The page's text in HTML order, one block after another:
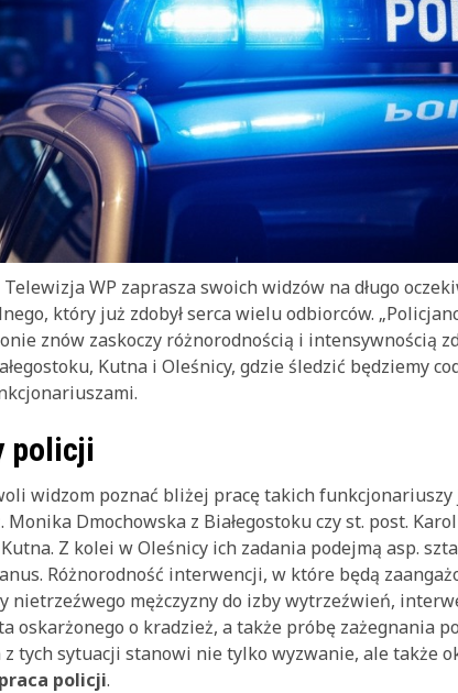
WP zaprasza swoich widzów na długo
który już zdobył serca wielu odbiorców.
znów zaskoczy różnorodnością i intensywnością
Kutna i Oleśnicy, gdzie śledzić będziemy
policji
widzom poznać bliżej pracę takich funkcjonariuszy
Monika Dmochowska z Białegostoku czy st. post.
Z kolei w Oleśnicy ich zadania podejmą asp.
Różnorodność interwencji, w które będą
nietrzeźwego mężczyzny do izby wytrzeźwień,
oskarżonego o kradzież, a także próbę zażegnania
z tych sytuacji stanowi nie tylko wyzwanie, ale także
policji.